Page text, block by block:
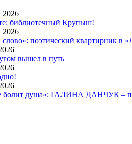
2026
библиотечный Крупыш!
2026
слово»: поэтический квартирник в
вышел в путь
болит душа»: ГАЛИНА ДАНЧУК –